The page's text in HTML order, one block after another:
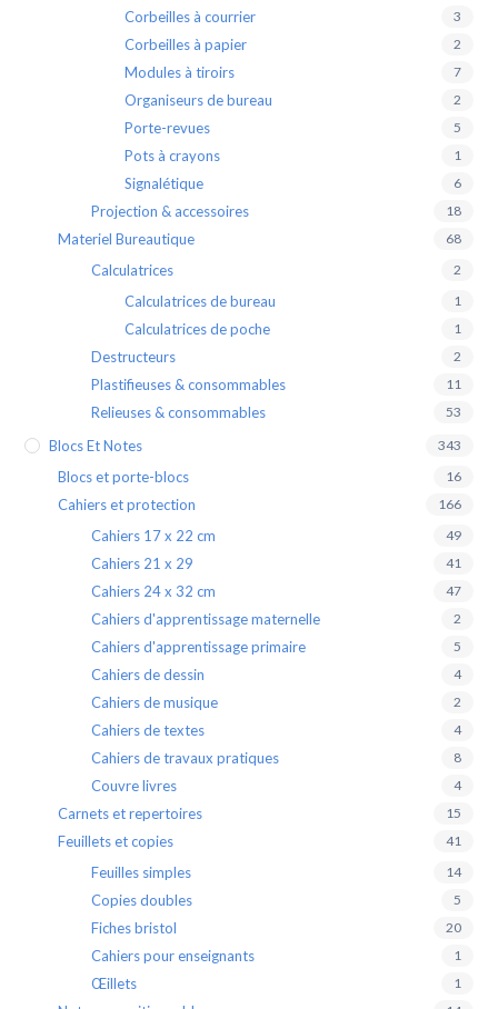
Corbeilles à courrier 3
Corbeilles à papier 2
Modules à tiroirs 7
Organiseurs de bureau 2
Porte-revues 5
Pots à crayons 1
Signalétique 6
Projection & accessoires 18
Materiel Bureautique 68
Calculatrices 2
Calculatrices de bureau 1
Calculatrices de poche 1
Destructeurs 2
Plastifieuses & consommables 11
Relieuses & consommables 53
Blocs Et Notes 343
Blocs et porte-blocs 16
Cahiers et protection 166
Cahiers 17 x 22 cm 49
Cahiers 21 x 29 41
Cahiers 24 x 32 cm 47
Cahiers d'apprentissage maternelle 2
Cahiers d'apprentissage primaire 5
Cahiers de dessin 4
Cahiers de musique 2
Cahiers de textes 4
Cahiers de travaux pratiques 8
Couvre livres 4
Carnets et repertoires 15
Feuillets et copies 41
Feuilles simples 14
Copies doubles 5
Fiches bristol 20
Cahiers pour enseignants 1
Œillets 1